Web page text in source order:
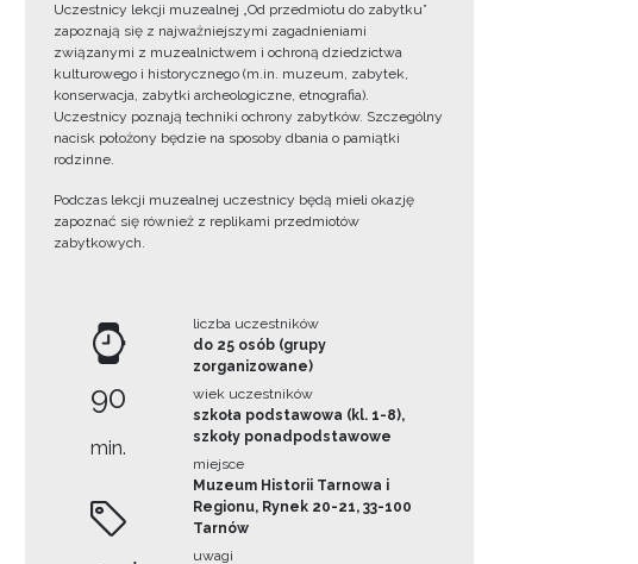
Uczestnicy lekcji muzealnej „Od przedmiotu do zabytku”
zapoznają się z najważniejszymi zagadnieniami
związanymi z muzealnictwem i ochroną dziedzictwa
kulturowego i historycznego (m.in. muzeum, zabytek,
konserwacja, zabytki archeologiczne, etnografia).
Uczestnicy poznają techniki ochrony zabytków. Szczególny
nacisk położony będzie na sposoby dbania o pamiątki
rodzinne.
Podczas lekcji muzealnej uczestnicy będą mieli okazję
zapoznać się również z replikami przedmiotów
zabytkowych.
90
min.
liczba uczestników
do 25 osób (grupy
zorganizowane)
wiek uczestników
szkoła podstawowa (kl. 1-8),
szkoły ponadpodstawowe
miejsce
Muzeum Historii Tarnowa i
Regionu, Rynek 20-21, 33-100
Tarnów
uwagi